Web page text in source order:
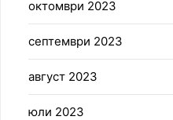
октомври 2023
септември 2023
август 2023
юли 2023